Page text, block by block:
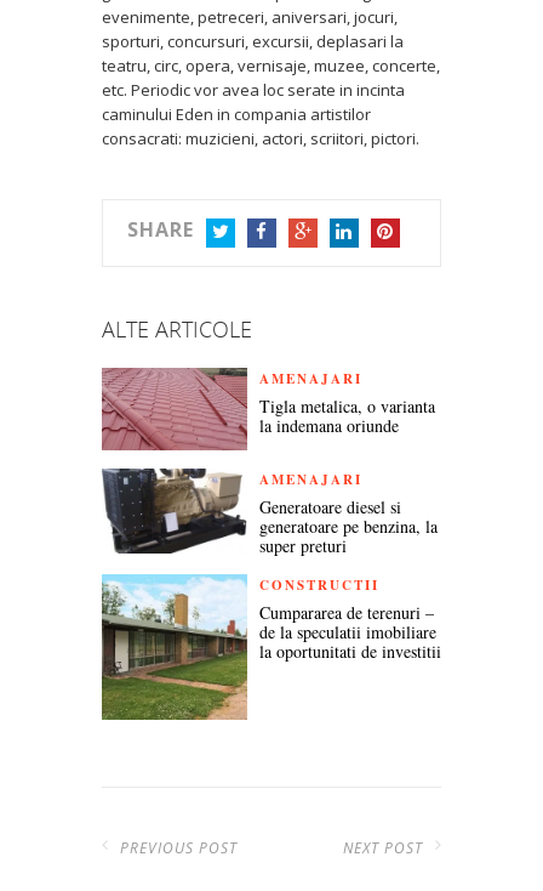
evenimente, petreceri, aniversari, jocuri,
sporturi, concursuri, excursii, deplasari la
teatru, circ, opera, vernisaje, muzee, concerte,
etc. Periodic vor avea loc serate in incinta
caminului Eden in compania artistilor
consacrati: muzicieni, actori, scriitori, pictori.
SHARE
ALTE ARTICOLE
AMENAJARI
Tigla metalica, o varianta
la indemana oriunde
AMENAJARI
Generatoare diesel si
generatoare pe benzina, la
super preturi
CONSTRUCTII
Cumpararea de terenuri –
de la speculatii imobiliare
la oportunitati de investitii
PREVIOUS POST NEXT POST